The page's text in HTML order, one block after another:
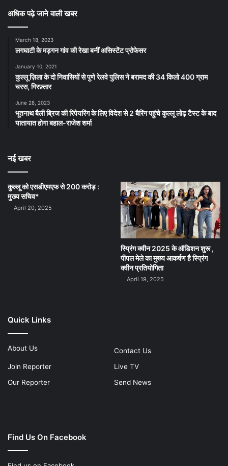
अधिक पढ़े जाने वाली खबर
March 18, 2023
लगघाटी के मड़गन गांव की रेखा बनीं असिस्टेंट प्रोफेसर
January 10, 2021
कुल्लू ज़िला के दो निवासियों से पुणे रेलवे पुलिस ने बरामद की 34 किलो 400 ग्राम
चरस, गिरफ़्तार
June 28, 2023
भूतनाथ बैली ब्रिज की रिपेयरिंग के लिए विदेश से 2 बैरिंग पहुंचे कुल्लू लोढ़ टैस्ट के बाद
यातायात होगा बहाल-राजेश शर्मा
नई खबर
कुल्लू को एसडीएमएफ से 200 करोड़ :
मुख्य सचिव*
April 20, 2025
स्प्रिंग क्वीन 2025 के ऑडिशन शुरू ,
पीपल मेले का मुख्य आकर्षण है स्प्रिंग
क्वीन प्रतियोगिता
April 19, 2025
Quick Links
About Us
Contact Us
Join Reporter
Live TV
Our Reporter
Send News
Find Us On Facebook